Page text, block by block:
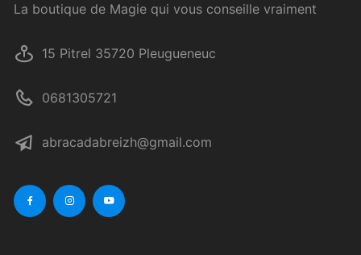
La boutique de Magie qui vous conseille vraiment
15 Pitrel 35720 Pleugueneuc
0681305721
abracadabreizh@gmail.com